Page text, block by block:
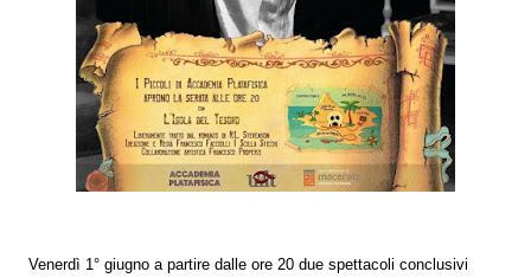
Venerdì 1° giugno a partire dalle ore 20 due spettacoli conclusivi